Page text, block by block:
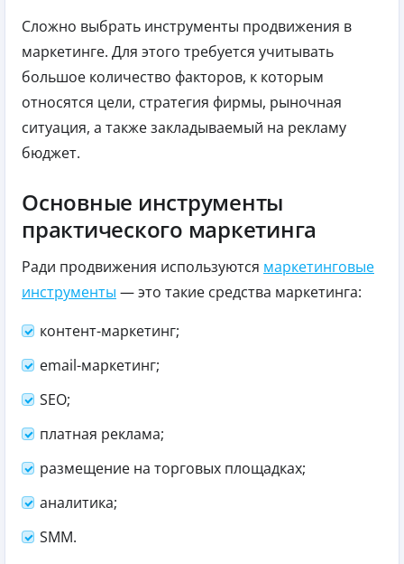
Сложно выбрать инструменты продвижения в
маркетинге. Для этого требуется учитывать
большое количество факторов, к которым
относятся цели, стратегия фирмы, рыночная
ситуация, а также закладываемый на рекламу
бюджет.
Основные инструменты
практического маркетинга
Ради продвижения используются маркетинговые
инструменты — это такие средства маркетинга:
контент-маркетинг;
email-маркетинг;
SEO;
платная реклама;
размещение на торговых площадках;
аналитика;
SMM.